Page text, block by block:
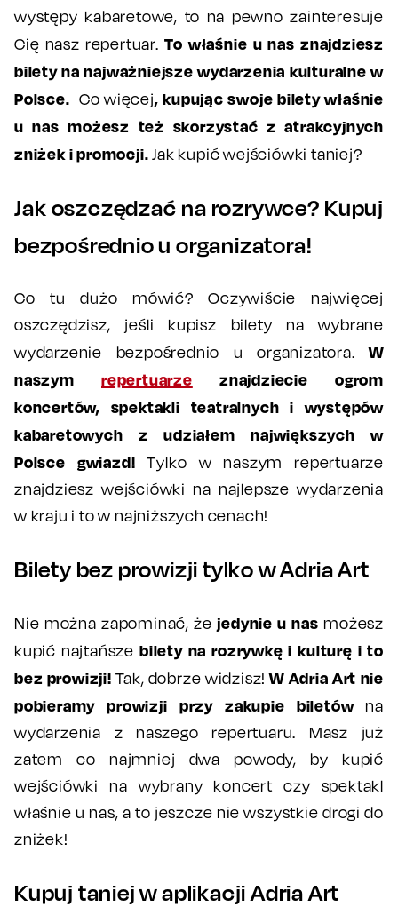
występy kabaretowe, to na pewno zainteresuje
Cię nasz repertuar.To właśnie u nas znajdziesz
bilety na najważniejsze wydarzenia kulturalne w
Polsce. Co więcej, kupując swoje bilety właśnie
u nas możesz też skorzystać z atrakcyjnych
zniżek i promocji.Jak kupić wejściówki taniej?
Jak oszczędzać na rozrywce? Kupuj
bezpośrednio u organizatora!
Co tu dużo mówić? Oczywiście najwięcej
oszczędzisz, jeśli kupisz bilety na wybrane
wydarzenie bezpośrednio u organizatora.W
naszym repertuarze znajdziecie ogrom
koncertów, spektakli teatralnych i występów
kabaretowych z udziałem największych w
Polsce gwiazd!Tylko w naszym repertuarze
znajdziesz wejściówki na najlepsze wydarzenia
w kraju i to w najniższych cenach!
Bilety bez prowizji tylko w Adria Art
Nie można zapominać, żejedynie u nas możesz
kupić najtańsze bilety na rozrywkę i kulturę i to
bez prowizji! Tak, dobrze widzisz!W Adria Art nie
pobieramy prowizji przy zakupie biletówna
wydarzenia z naszego repertuaru. Masz już
zatem co najmniej dwa powody, by kupić
wejściówki na wybrany koncert czy spektakl
właśnie u nas, a to jeszcze nie wszystkie drogi do
zniżek!
Kupuj taniej w aplikacji Adria Art